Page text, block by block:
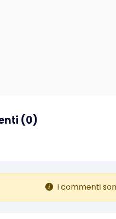
(0)
I commenti